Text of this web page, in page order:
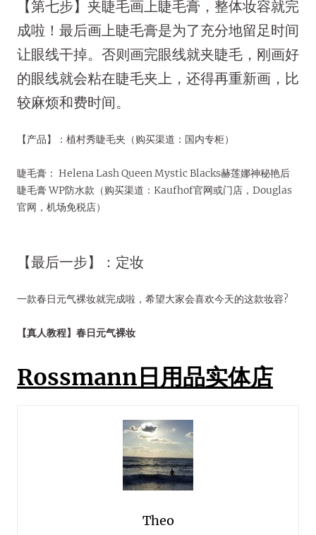
【第七步】夹睫毛画上睫毛膏，整体妆容就完
成啦！最后画上睫毛膏是为了充分地留足时间
让眼线干掉。否则画完眼线就夹睫毛，刚画好
的眼线就会粘在睫毛夹上，还得再重新画，比
较麻烦和费时间。
【产品】：植村秀睫毛夹（购买渠道：国内专柜）
睫毛膏： Helena Lash Queen Mystic Blacks赫莲娜神秘艳后
睫毛膏 WP防水款（购买渠道：Kaufhof官网或门店，Douglas
官网，机场免税店）
【最后一步】：定妆
一款春日元气裸妆就完成啦，希望大家会喜欢今天的这款妆容?
【真人教程】春日元气裸妆
Rossmann日用品实体店
Theo